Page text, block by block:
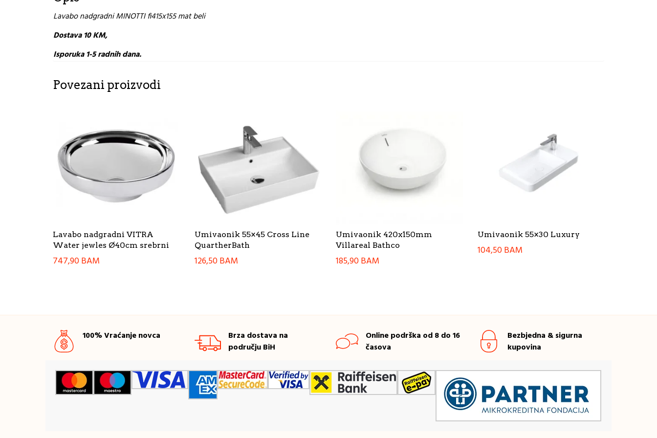
Lavabo nadgradni MINOTTI fi415x155 mat beli
Dostava 10 KM,
Isporuka 1-5 radnih dana.
Povezani proizvodi
Lavabo nadgradni VITRA
Water jewles Ø40cm srebrni
747,90BAM
Umivaonik 55×45 Cross Line
QuartherBath
126,50BAM
Umivaonik 420x150mm
Villareal Bathco
185,90BAM
Umivaonik 55×30 Luxury
104,50BAM
100% Vraćanje novca
Brza dostava na
području BiH
Online podrška od 8 do 16
časova
Bezbjedna & sigurna
kupovina